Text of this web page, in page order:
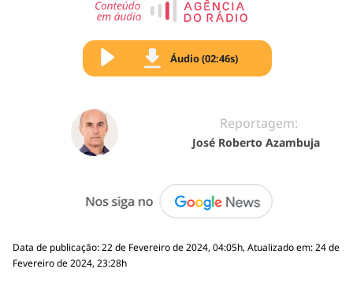
Áudio (02:46s)
Reportagem:
José Roberto Azambuja
Data de publicação: 22 de Fevereiro de 2024, 04:05h, Atualizado em: 24 de
Fevereiro de 2024, 23:28h